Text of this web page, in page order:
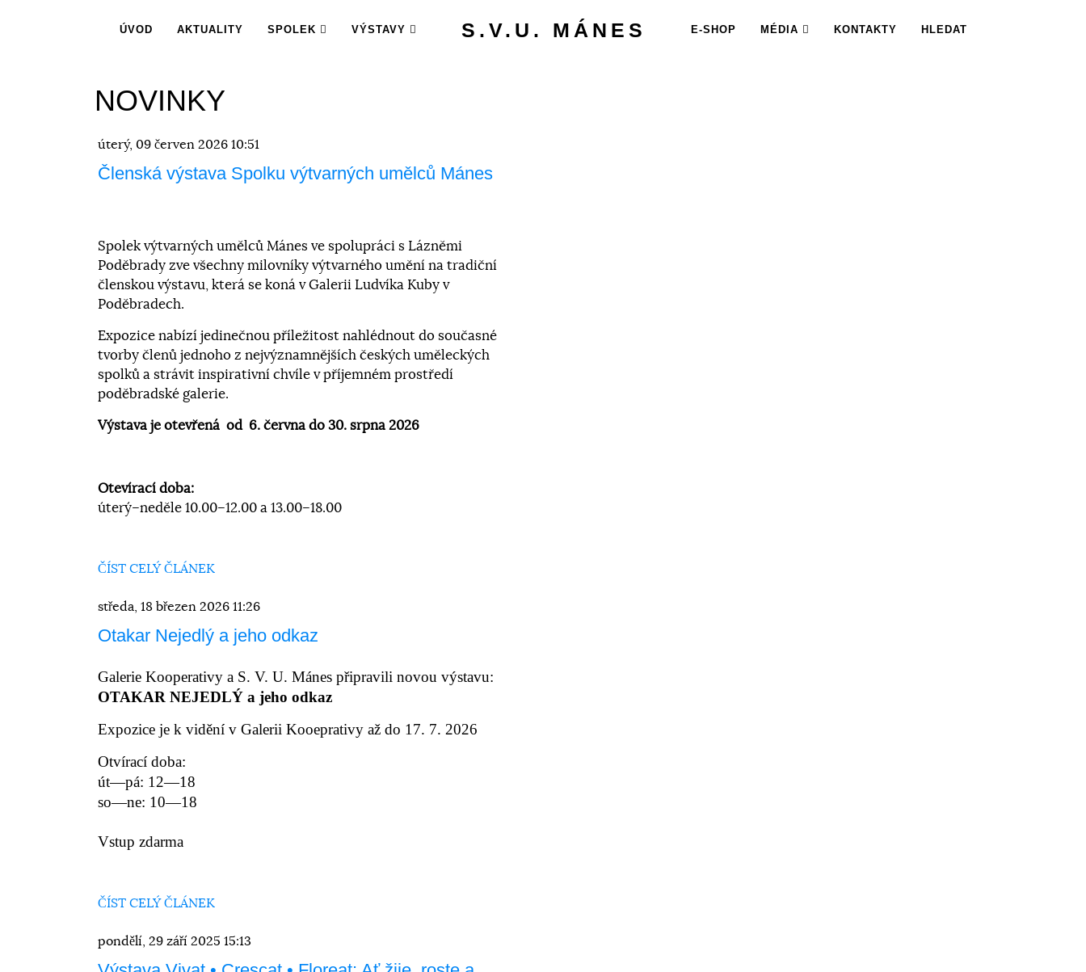
ÚVOD AKTUALITY SPOLEK VÝSTAVY S.V.U. MÁNES E-SHOP MÉDIA KONTAKTY HLEDAT
NOVINKY
úterý, 09 červen 2026 10:51
Členská výstava Spolku výtvarných umělců Mánes
Spolek výtvarných umělců Mánes ve spolupráci s Lázněmi
Poděbrady zve všechny milovníky výtvarného umění na tradiční
členskou výstavu, která se koná v Galerii Ludvíka Kuby v
Poděbradech.
Expozice nabízí jedinečnou příležitost nahlédnout do současné
tvorby členů jednoho z nejvýznamnějších českých uměleckých
spolků a strávit inspirativní chvíle v příjemném prostředí
poděbradské galerie.
Výstava je otevřená od 6. června do 30. srpna 2026
Otevírací doba:
úterý–neděle 10.00–12.00 a 13.00–18.00
ČÍST CELÝ ČLÁNEK
středa, 18 březen 2026 11:26
Otakar Nejedlý a jeho odkaz
Galerie Kooperativy a S. V. U. Mánes připravili novou výstavu:
OTAKAR NEJEDLÝ a jeho odkaz
Expozice je k vidění v Galerii Kooeprativy až do 17. 7. 2026
Otvírací doba:
út—pá: 12—18
so—ne: 10—18
Vstup zdarma
ČÍST CELÝ ČLÁNEK
pondělí, 29 září 2025 15:13